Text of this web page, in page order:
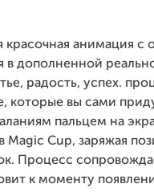
красочная анимация с
в дополненной
радость, успех.
которые вы сами
пальцем на
Magic Cup, заряжая
Процесс
к моменту